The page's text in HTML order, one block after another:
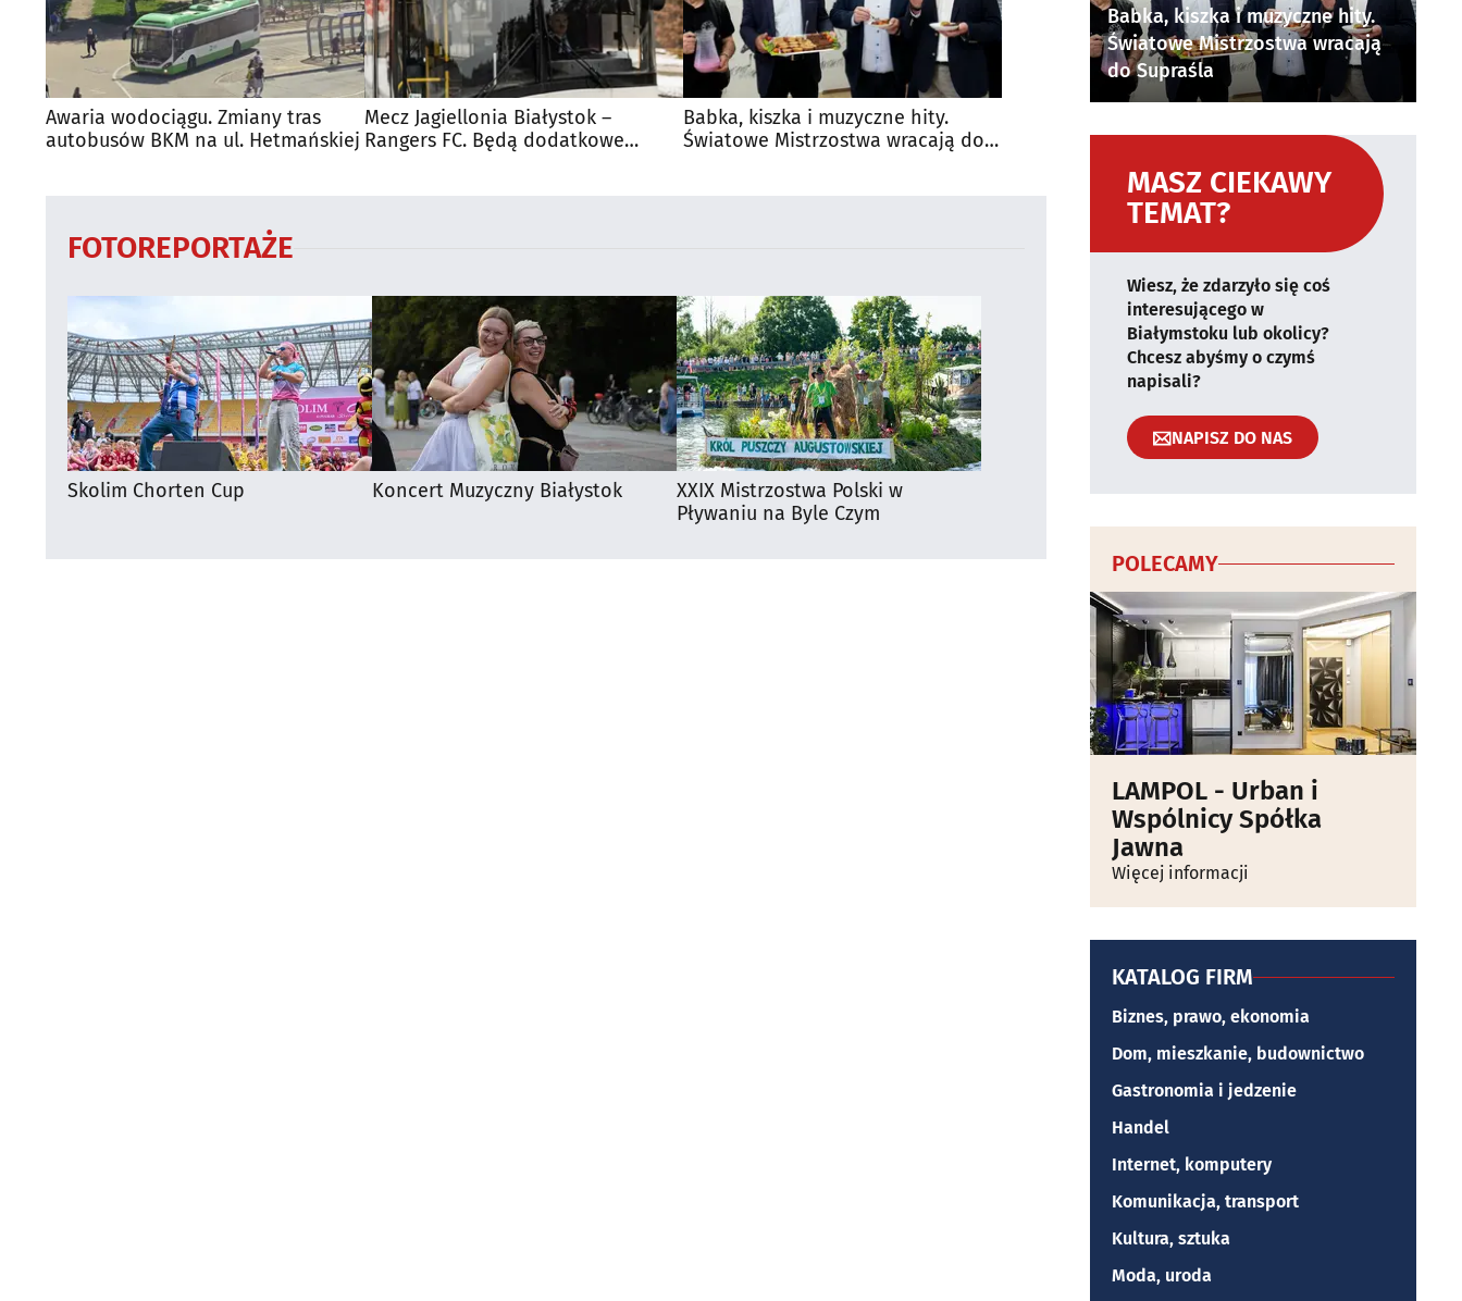
Awaria wodociągu. Zmiany tras
autobusów BKM na ul. Hetmańskiej
Mecz Jagiellonia Białystok –
Rangers FC. Będą dodatkowe
Babka, kiszka i muzyczne hity.
Światowe Mistrzostwa wracają do
FOTOREPORTAŻE
Skolim Chorten Cup Koncert Muzyczny Białystok
XXIX Mistrzostwa Polski w
Pływaniu na Byle Czym
Babka, kiszka i muzyczne hity.
Światowe Mistrzostwa wracają
do Supraśla
MASZ CIEKAWY
TEMAT?
Wiesz, że zdarzyło się coś
interesującego w
Białymstoku lub okolicy?
Chcesz abyśmy o czymś
napisali?
NAPISZ DO NAS
POLECAMY
LAMPOL - Urban i
Wspólnicy Spółka
Jawna
Więcej informacji
KATALOG FIRM
Biznes, prawo, ekonomia
Dom, mieszkanie, budownictwo
Gastronomia i jedzenie
Handel
Internet, komputery
Komunikacja, transport
Kultura, sztuka
Moda, uroda